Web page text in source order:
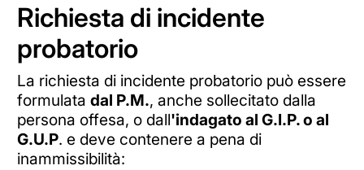
Richiesta di incidente
probatorio
La richiesta di incidente probatorio può essere
formulata dal P.M., anche sollecitato dalla
persona offesa, o dall'indagato al G.I.P. o al
G.U.P. e deve contenere a pena di
inammissibilità: